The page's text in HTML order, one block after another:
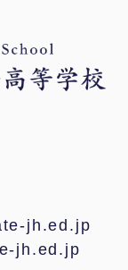
jh.ed.jp
jh.ed.jp